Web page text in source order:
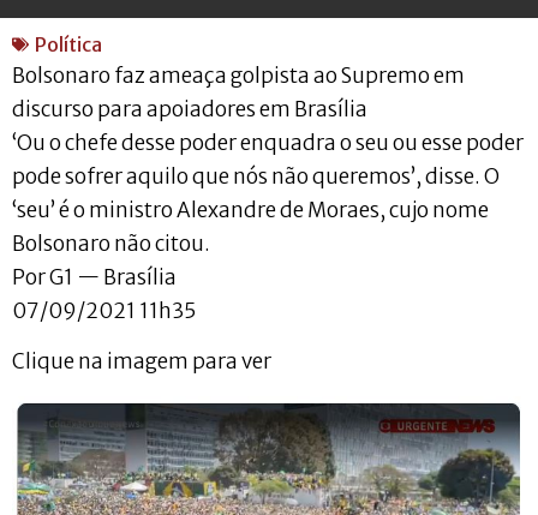
Política
Bolsonaro faz ameaça golpista ao Supremo em
discurso para apoiadores em Brasília
‘Ou o chefe desse poder enquadra o seu ou esse poder
pode sofrer aquilo que nós não queremos’, disse. O
‘seu’ é o ministro Alexandre de Moraes, cujo nome
Bolsonaro não citou.
Por G1 — Brasília
07/09/2021 11h35
Clique na imagem para ver